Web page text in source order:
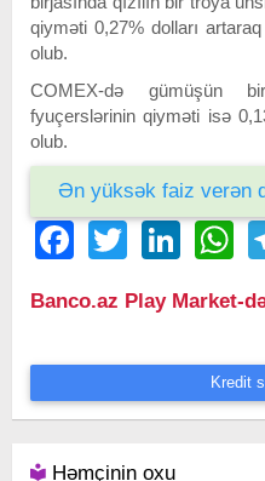
qiyməti 0,27% dolları
olub.
COMEX-də gümüşün
fyuçerslərinin qiyməti isə
olub.
Ən yüksək faiz verən
FacebookTwitter LinkedIn
Banco.az Play Market-
Kredit
Həmçinin oxu